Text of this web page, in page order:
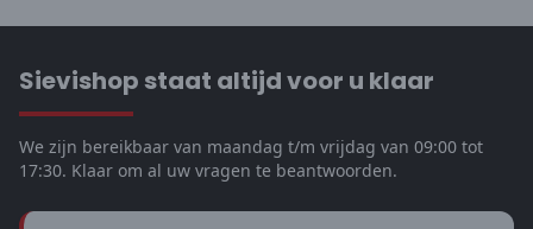
Sievishop staat altijd voor u klaar
We zijn bereikbaar van maandag t/m vrijdag van 09:00 tot
17:30. Klaar om al uw vragen te beantwoorden.